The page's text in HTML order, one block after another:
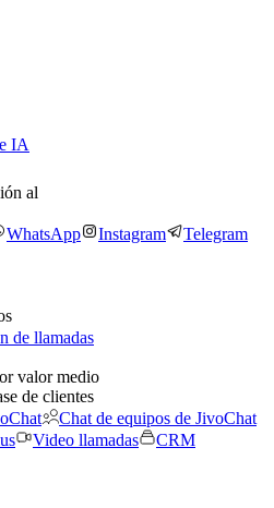
IA
al
WhatsApp Instagram Telegram
de llamadas
valor medio
de clientes
Chat de equipos de JivoChat
Video llamadas
CRM